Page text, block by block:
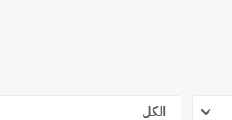
الكل